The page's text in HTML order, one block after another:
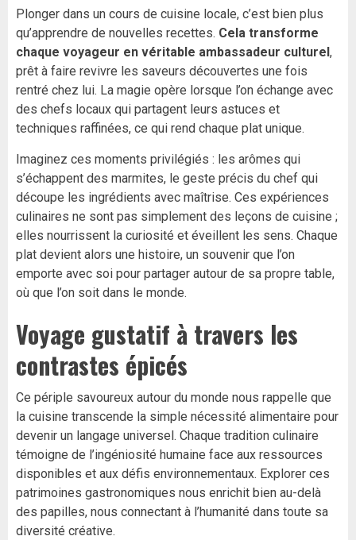
Plonger dans un cours de cuisine locale, c’est bien plus
qu’apprendre de nouvelles recettes. Cela transforme
chaque voyageur en véritable ambassadeur culturel ,
prêt à faire revivre les saveurs découvertes une fois
rentré chez lui. La magie opère lorsque l’on échange avec
des chefs locaux qui partagent leurs astuces et
techniques raffinées, ce qui rend chaque plat unique.
Imaginez ces moments privilégiés : les arômes qui
s’échappent des marmites, le geste précis du chef qui
découpe les ingrédients avec maîtrise. Ces expériences
culinaires ne sont pas simplement des leçons de cuisine ;
elles nourrissent la curiosité et éveillent les sens. Chaque
plat devient alors une histoire, un souvenir que l’on
emporte avec soi pour partager autour de sa propre table,
où que l’on soit dans le monde.
Voyage gustatif à travers les
contrastes épicés
Ce périple savoureux autour du monde nous rappelle que
la cuisine transcende la simple nécessité alimentaire pour
devenir un langage universel. Chaque tradition culinaire
témoigne de l’ingéniosité humaine face aux ressources
disponibles et aux défis environnementaux. Explorer ces
patrimoines gastronomiques nous enrichit bien au-delà
des papilles, nous connectant à l’humanité dans toute sa
diversité créative.